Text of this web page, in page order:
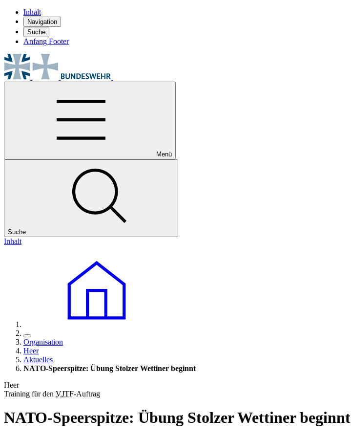
Inhalt
Navigation
Suche
Anfang Footer
Menü
Suche
Inhalt
Organisation
Heer
Aktuelles
NATO-Speerspitze: Übung Stolzer Wettiner beginnt
Heer
Training für den VJTF-Auftrag
NATO-Speerspitze: Übung Stolzer Wettiner beginnt